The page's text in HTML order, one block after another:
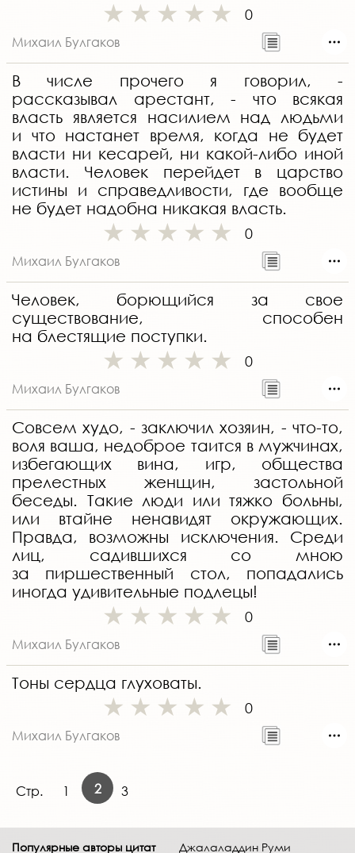
0
Михаил Булгаков
В числе прочего я говорил, -
рассказывал арестант, - что всякая
власть является насилием над людьми
и что настанет время, когда не будет
власти ни кесарей, ни какой-либо иной
власти. Человек перейдет в царство
истины и справедливости, где вообще
не будет надобна никакая власть.
0
Михаил Булгаков
Человек, борющийся за свое
существование, способен
на блестящие поступки.
0
Михаил Булгаков
Совсем худо, - заключил хозяин, - что-то,
воля ваша, недоброе таится в мужчинах,
избегающих вина, игр, общества
прелестных женщин, застольной
беседы. Такие люди или тяжко больны,
или втайне ненавидят окружающих.
Правда, возможны исключения. Среди
лиц, садившихся со мною
за пиршественный стол, попадались
иногда удивительные подлецы!
0
Михаил Булгаков
Тоны сердца глуховаты.
0
Михаил Булгаков
Стр. 1 2 3
Популярные авторы цитат Джалаладдин Руми